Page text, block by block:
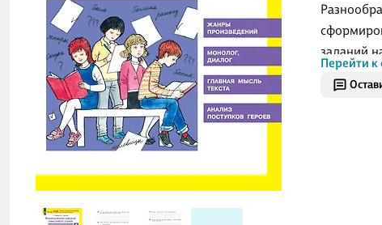
заданий
чтения,
Перейти к